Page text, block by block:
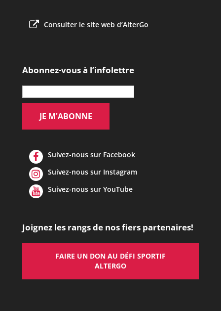
Consulter le site web d’AlterGo
Abonnez-vous à l’infolettre
Suivez-nous sur Facebook
Suivez-nous sur Instagram
Suivez-nous sur YouTube
Joignez les rangs de nos fiers partenaires!
FAIRE UN DON AU DÉFI SPORTIF
ALTERGO